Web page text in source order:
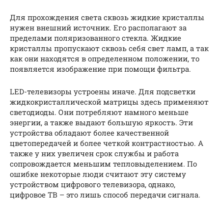
Для прохождения света сквозь жидкие кристаллы
нужен внешний источник. Его располагают за
пределами поляризованного стекла. Жидкие
кристаллы пропускают сквозь себя свет ламп, а так
как они находятся в определенном положении, то
появляется изображение при помощи фильтра.
LED-телевизоры устроены иначе. Для подсветки
жидкокристаллической матрицы здесь применяют
светодиоды. Они потребляют намного меньше
энергии, а также выдают большую яркость. Эти
устройства обладают более качественной
цветопередачей и более четкой контрастностью. А
также у них увеличен срок службы и работа
сопровождается меньшим тепловыделением. По
ошибке некоторые люди считают эту систему
устройством цифрового телевизора, однако,
цифровое ТВ – это лишь способ передачи сигнала.